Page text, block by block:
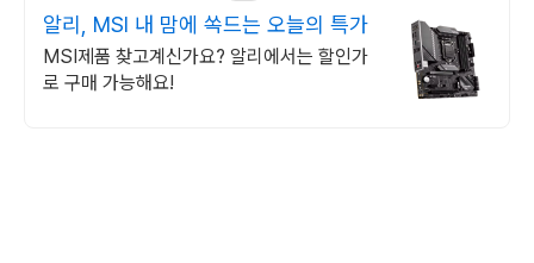
알리, MSI 내 맘에 쏙드는 오늘의 특가
MSI제품 찾고계신가요? 알리에서는 할인가
로 구매 가능해요!